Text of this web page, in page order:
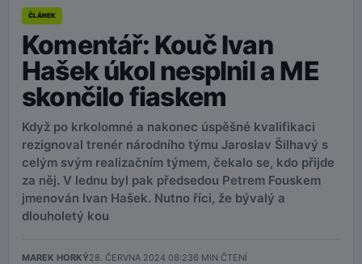
ČLÁNEK
Komentář: Kouč Ivan
Hašek úkol nesplnil a ME
skončilo fiaskem
Když po krkolomné a nakonec úspěšné kvalifikaci
rezignoval trenér národního týmu Jaroslav Šilhavý s
celým svým realizačním týmem, čekalo se, kdo přijde
za něj. V lednu byl pak předsedou Petrem Fouskem
jmenován Ivan Hašek. Nutno říci, že bývalý a
dlouholetý kou
MAREK HORKÝ28. ČERVNA 2024 08:236 MIN ČTENÍ